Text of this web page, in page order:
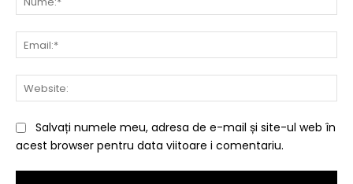
Salvați numele meu, adresa de e-mail și site-ul web în
acest browser pentru data viitoare i comentariu.